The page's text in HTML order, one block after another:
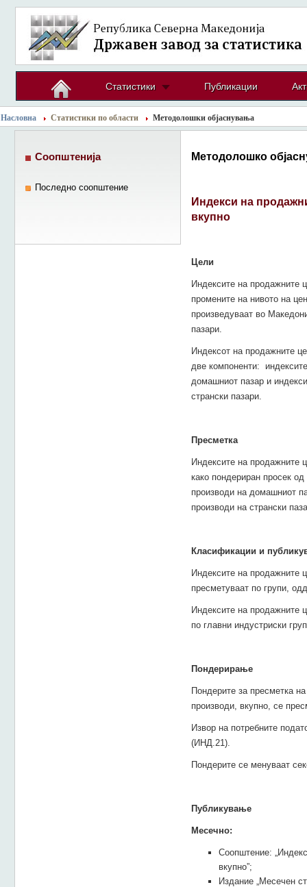
Статистики Публикации
Насловна Статистики по области Методолошки објаснувања
Методолошко
Индекси на
вкупно
Цели
Индексите на продажните
промените на нивото на
произведуваат во
пазари.
Индексот на продажните
две компоненти:
домашниот пазар и
странски пазари.
Пресметка
Индексите на продажните
како пондериран просек
производи на домашниот
производи на странски
Класификации и
Индексите на продажните
пресметуваат по групи,
Индексите на продажните
по главни индустриски
Пондерирање
Пондерите за пресметка
производи, вкупно, се
Извор на потребните
(ИНД.21).
Пондерите се менуваат
Публикување
Месечно:
Соопштение:
вкупно”;
Издание „Месечен
Соопштенија
Последно соопштение